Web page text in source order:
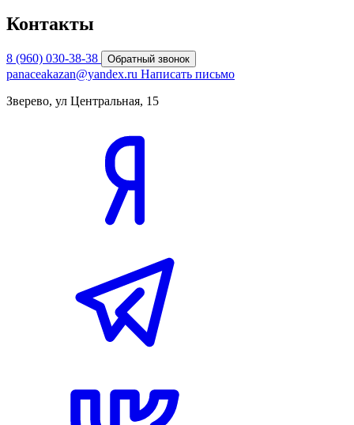
Контакты
8 (960) 030-38-38 Обратный звонок
panaceakazan@yandex.ru Написать письмо
Зверево, ул Центральная, 15